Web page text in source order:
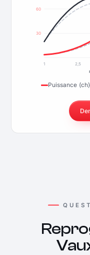
30
60
1 2,5
Puissance (ch)